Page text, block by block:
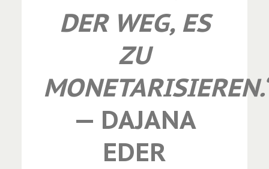
DER WEG, ES
ZU
— DAJANA
EDER